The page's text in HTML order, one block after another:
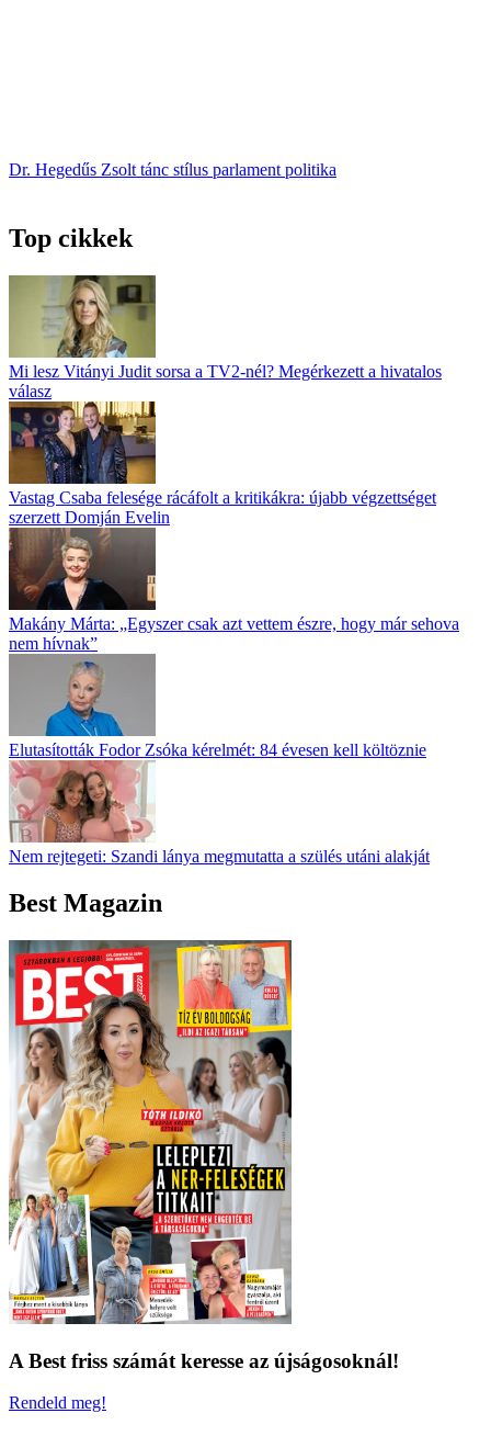
Dr. Hegedűs Zsolt tánc stílus parlament politika
Top cikkek
Mi lesz Vitányi Judit sorsa a TV2-nél? Megérkezett a hivatalos
válasz
Vastag Csaba felesége rácáfolt a kritikákra: újabb végzettséget
szerzett Domján Evelin
Makány Márta: „Egyszer csak azt vettem észre, hogy már sehova
nem hívnak”
Elutasították Fodor Zsóka kérelmét: 84 évesen kell költöznie
Nem rejtegeti: Szandi lánya megmutatta a szülés utáni alakját
Best Magazin
A Best friss számát keresse az újságosoknál!
Rendeld meg!